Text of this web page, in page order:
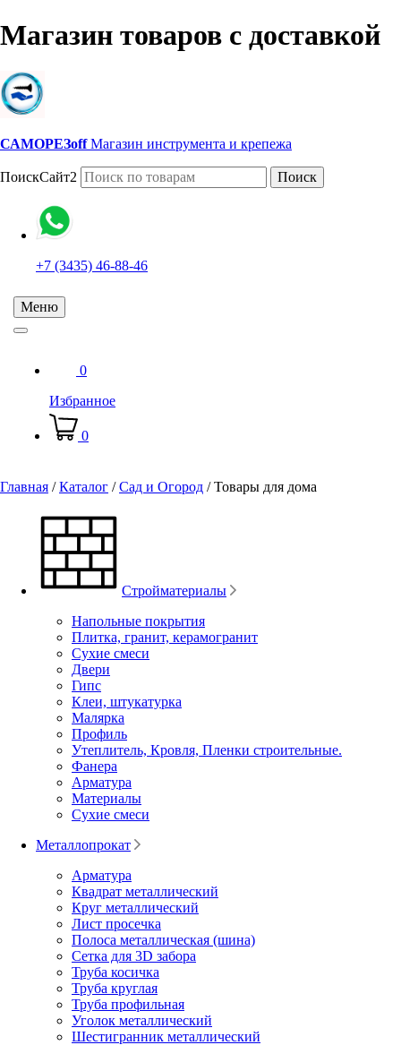
Магазин товаров с доставкой
САМОРЕЗoff Магазин инструмента и крепежа
ПоискСайт2 Поиск
+7 (3435) 46-88-46
Меню
0
Избранное
0
Главная /Каталог /Сад и Огород /Товары для дома
Стройматериалы
Напольные покрытия
Плитка, гранит, керамогранит
Сухие смеси
Двери
Гипс
Клеи, штукатурка
Малярка
Профиль
Утеплитель, Кровля, Пленки строительные.
Фанера
Арматура
Материалы
Сухие смеси
Металлопрокат
Арматура
Квадрат металлический
Круг металлический
Лист просечка
Полоса металлическая (шина)
Сетка для 3D забора
Труба косичка
Труба круглая
Труба профильная
Уголок металлический
Шестигранник металлический